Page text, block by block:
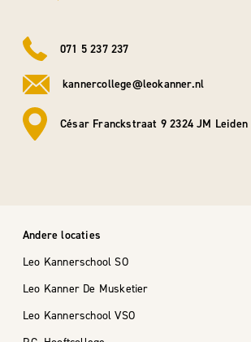
071 5 237 237
kannercollege@leokanner.nl
César Franckstraat 9 2324 JM Leiden
Andere locaties
Leo Kannerschool SO
Leo Kanner De Musketier
Leo Kannerschool VSO